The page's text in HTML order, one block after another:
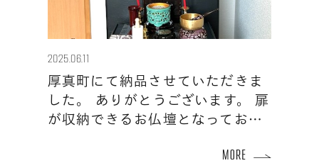
2025.06.11
厚真町にて納品させていただきま
した。 ありがとうございます。 扉
が収納できるお仏壇となってお…